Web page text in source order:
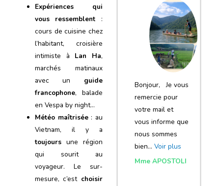
Expériences qui
vous ressemblent :
cours de cuisine chez
l’habitant, croisière
intimiste à Lan Ha,
marchés matinaux
avec un guide
francophone, balade
en Vespa by night…
Météo maîtrisée: au
Vietnam, il y a
toujours une région
qui sourit au
voyageur. Le sur-
mesure, c’est choisir
Bonjour, Je vous
remercie pour
votre mail et
vous informe que
nous sommes
bien… Voir plus
Mme APOSTOLI